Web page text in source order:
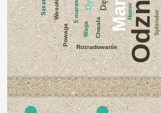
Splendor
Chwała
Waga
Rozradowanie Zaszczyt
Powaga
Honor